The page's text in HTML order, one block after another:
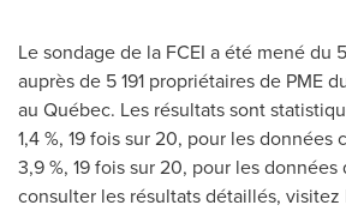
Le sondage de la FCEI a été mené du
auprès de 5 191 propriétaires de PME
au Québec. Les résultats sont
1,4 %, 19 fois sur 20, pour les données
3,9 %, 19 fois sur 20, pour les
consulter les résultats détaillés, visitez